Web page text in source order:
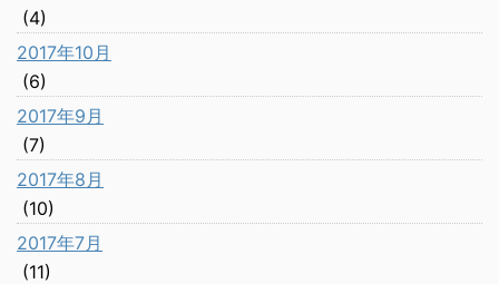
(4)
2017年10月
(6)
2017年9月
(7)
2017年8月
(10)
2017年7月
(11)